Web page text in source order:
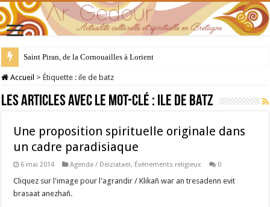
Saint Piran, de la Cornouailles à Lorient
Accueil > Étiquette :ile de batz
Les articles avec le mot-clé : ile de batz
Une proposition spirituelle originale dans
un cadre paradisiaque
6 mai 2014 Agenda / Deiziataer, Événements religieux 0
Cliquez sur l'image pour l'agrandir / Klikañ war an tresadenn evit
brasaat anezhañ.